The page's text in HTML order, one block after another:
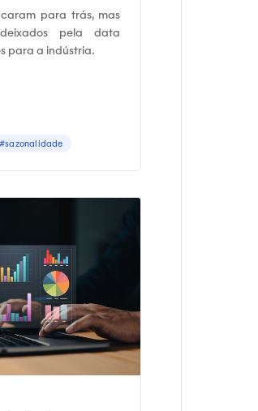
para trás, mas
pela data
para a indústria.
#sazonalidade